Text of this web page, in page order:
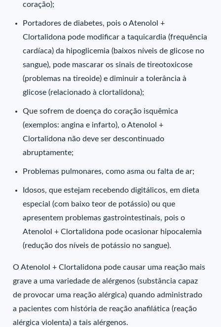
coração);
Portadores de diabetes, pois o Atenolol +
Clortalidona pode modificar a taquicardia (frequência
cardíaca) da hipoglicemia (baixos níveis de glicose no
sangue), pode mascarar os sinais de tireotoxicose
(problemas na tireoide) e diminuir a tolerância à
glicose (relacionado à clortalidona);
Que sofrem de doença do coração isquêmica
(exemplos: angina e infarto), o Atenolol +
Clortalidona não deve ser descontinuado
abruptamente;
Problemas pulmonares, como asma ou falta de ar;
Idosos, que estejam recebendo digitálicos, em dieta
especial (com baixo teor de potássio) ou que
apresentem problemas gastrointestinais, pois o
Atenolol + Clortalidona pode ocasionar hipocalemia
(redução dos níveis de potássio no sangue).
O Atenolol + Clortalidona pode causar uma reação mais
grave a uma variedade de alérgenos (substância capaz
de provocar uma reação alérgica) quando administrado
a pacientes com história de reação anafilática (reação
alérgica violenta) a tais alérgenos.